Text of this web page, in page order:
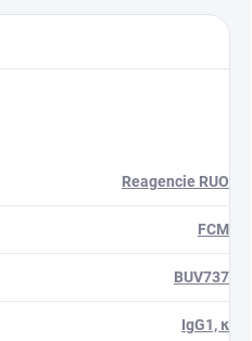
Reagencie RUO
FCM
BUV737
IgG1, κ